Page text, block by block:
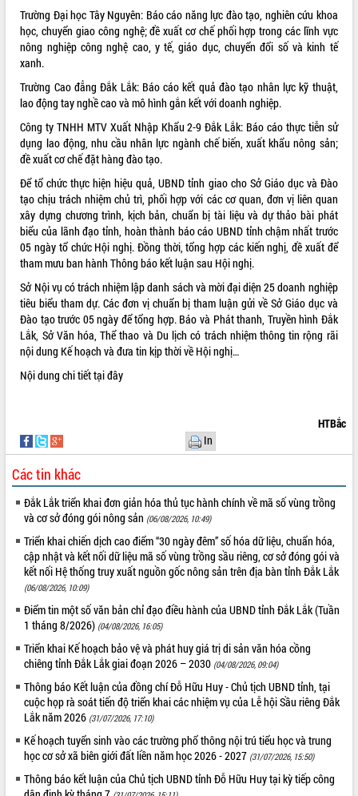
Lễ truy tặng danh hiệu “Bà Mẹ Việt
Nam Anh hùng” và trao Huân chương
Lao động
UBND tỉnh Đắk Lắk triển khai nhiệm
vụ 6 tháng cuối năm 2026
Kỳ họp thứ Hai, Hội đồng nhân dân
tỉnh khóa XI quyết nghị nhiều nội dung
quan trọng
Bí thư Tỉnh ủy Lương Nguyễn Minh
Triết thăm, tặng quà người có công với
cách mạng
Rà soát, hoàn thiện hệ thống thiết chế
văn hóa, thể thao đáp ứng yêu cầu
phát triển mới
Thường trực HĐND tỉnh Đắk Lắk gặp
mặt Đoàn chuyên gia y tế TP. Hồ Chí
Minh
Lễ truy điệu và an táng hài cốt liệt sĩ
tại Nghĩa trang Liệt sĩ xã Sơn Hòa
Bàn giải pháp tháo gỡ khó khăn trong
xuất khẩu sầu riêng và triển khai quy
định EUDR
sầu riêng tại Đắk Lắk
món ăn từ sầu riêng
Đắk Lắk công bố Quy hoạch và xúc
tiến đầu tư tỉnh
Ngành cá ngừ Đắk Lắk chủ động thích
ứng để giữ vững thị trường xuất khẩu
Diễn đàn Kinh tế tư nhân Việt Nam đột
phá cơ chế - Hợp tác công tư
Đề án 06 tạo bước ngoặt đột phá trong
cải cách hành chính tỉnh Đắk Lắk
Kết nối tour, đẩy mạnh chuyển đổi số
để phát triển du lịch Đắk Lắk
Khởi động Dự án Đầu tư xây dựng hạ
tầng kỹ thuật Cụm công nghiệp Tân
Tiến
niệm 101 năm Ngày Báo chí Cách
mạng Việt Nam
Đắk Lắk sơ kết 4 năm triển khai thực
ALBUM ẢNH
LIÊN KẾT WEB
THỐNG KÊ TRUY CẬP
Hôm nay: 26259
Tất cả:
66111927
Trường Đại học Tây Nguyên: Báo cáo năng lực đào tạo, nghiên cứu khoa
học, chuyển giao công nghệ; đề xuất cơ chế phối hợp trong các lĩnh vực
nông nghiệp công nghệ cao, y tế, giáo dục, chuyển đổi số và kinh tế
xanh.
Trường Cao đẳng Đắk Lắk: Báo cáo kết quả đào tạo nhân lực kỹ thuật,
lao động tay nghề cao và mô hình gắn kết với doanh nghiệp.
Công ty TNHH MTV Xuất Nhập Khẩu 2-9 Đắk Lắk: Báo cáo thực tiễn sử
dụng lao động, nhu cầu nhân lực ngành chế biến, xuất khẩu nông sản;
đề xuất cơ chế đặt hàng đào tạo.
Để tổ chức thực hiện hiệu quả, UBND tỉnh giao cho Sở Giáo dục và Đào
tạo chịu trách nhiệm chủ trì, phối hợp với các cơ quan, đơn vị liên quan
xây dựng chương trình, kịch bản, chuẩn bị tài liệu và dự thảo bài phát
biểu của lãnh đạo tỉnh, hoàn thành báo cáo UBND tỉnh chậm nhất trước
05 ngày tổ chức Hội nghị. Đồng thời, tổng hợp các kiến nghị, đề xuất để
tham mưu ban hành Thông báo kết luận sau Hội nghị.
Sở Nội vụ có trách nhiệm lập danh sách và mời đại diện 25 doanh nghiệp
tiêu biểu tham dự. Các đơn vị chuẩn bị tham luận gửi về Sở Giáo dục và
Đào tạo trước 05 ngày để tổng hợp. Báo và Phát thanh, Truyền hình Đắk
Lắk, Sở Văn hóa, Thể thao và Du lịch có trách nhiệm thông tin rộng rãi
nội dung Kế hoạch và đưa tin kịp thời về Hội nghị…
Nội dung chi tiếttại đây
HTBắc
In
Các tin khác
Đắk Lắk triển khai đơn giản hóa thủ tục hành chính về mã số vùng trồng
và cơ sở đóng gói nông sản (06/08/2026, 10:49)
Triển khai chiến dịch cao điểm “30 ngày đêm” số hóa dữ liệu, chuẩn hóa,
cập nhật và kết nối dữ liệu mã số vùng trồng sầu riêng, cơ sở đóng gói và
kết nối Hệ thống truy xuất nguồn gốc nông sản trên địa bàn tỉnh Đắk Lắk
(06/08/2026, 10:09)
Điểm tin một số văn bản chỉ đạo điều hành của UBND tỉnh Đắk Lắk (Tuần
1 tháng 8/2026) (04/08/2026, 16:05)
Triển khai Kế hoạch bảo vệ và phát huy giá trị di sản văn hóa cồng
chiêng tỉnh Đắk Lắk giai đoạn 2026 – 2030 (04/08/2026, 09:04)
Thông báo Kết luận của đồng chí Đỗ Hữu Huy - Chủ tịch UBND tỉnh, tại
cuộc họp rà soát tiến độ triển khai các nhiệm vụ của Lễ hội Sầu riêng Đắk
Lắk năm 2026 (31/07/2026, 17:10)
Kế hoạch tuyển sinh vào các trường phổ thông nội trú tiểu học và trung
học cơ sở xã biên giới đất liền năm học 2026 - 2027 (31/07/2026, 15:50)
Thông báo kết luận của Chủ tịch UBND tỉnh Đỗ Hữu Huy tại kỳ tiếp công